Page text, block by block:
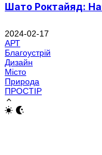
Шато Роктайяд:
2024-02-17
АРТ
Благоустрій
Дизайн
Місто
Природа
ПРОСТІР